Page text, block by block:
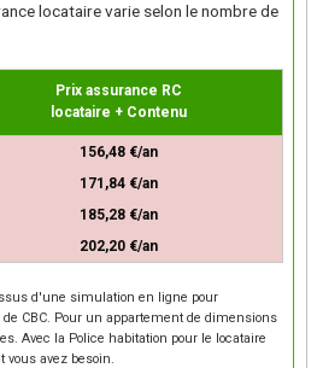
locataire varie selon le nombre de
Prix assurance RC
locataire + Contenu
156,48 €/an
171,84 €/an
185,28 €/an
202,20 €/an
d'une simulation en ligne pour
CBC. Pour un appartement de dimensions
Avec la Police habitation pour le locataire
vous avez besoin.